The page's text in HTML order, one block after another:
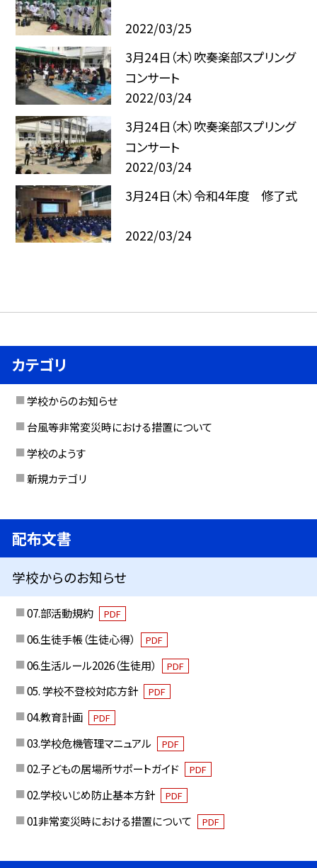
2022/03/25
3月24日（木）吹奏楽部スプリング
コンサート
2022/03/24
3月24日（木）吹奏楽部スプリング
コンサート
2022/03/24
3月24日（木）令和4年度 修了式
2022/03/24
カテゴリ
学校からのお知らせ
台風等非常変災時における措置について
学校のようす
新規カテゴリ
配布文書
学校からのお知らせ
07.部活動規約 PDF
06.生徒手帳（生徒心得） PDF
06.生活ルール2026（生徒用） PDF
05. 学校不登校対応方針 PDF
04.教育計画 PDF
03.学校危機管理マニュアル PDF
02.子どもの居場所サポートガイド PDF
02.学校いじめ防止基本方針 PDF
01非常変災時における措置について PDF